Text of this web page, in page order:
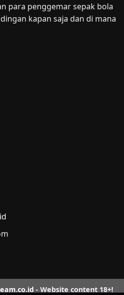
para penggemar sepak bola
kapan saja dan di mana
- Website content 18+!